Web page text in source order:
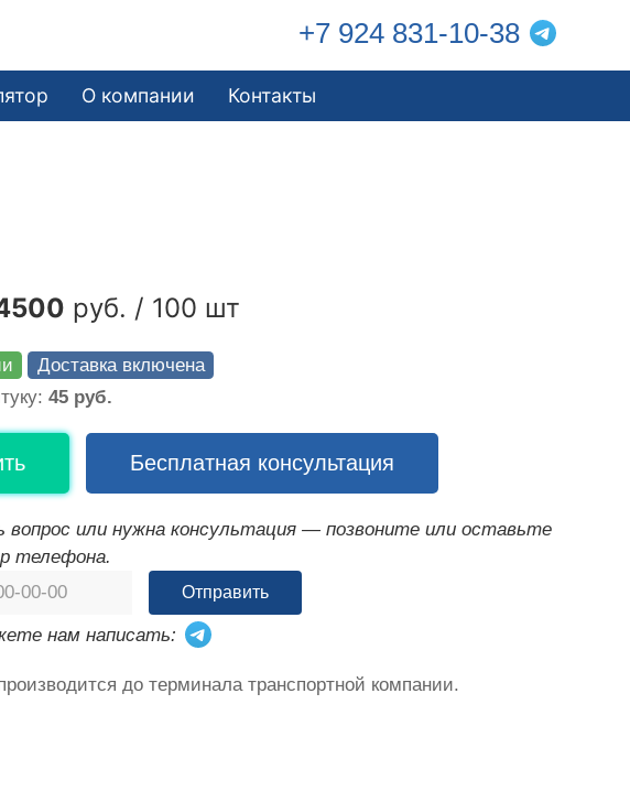
+7 924 831-10-38
О компании Контакты
руб. / 100 шт
Доставка включена
45 руб.
Бесплатная консультация
вопрос или нужна консультация — позвоните или оставьте
телефона.
Отправить
нам написать:
до терминала транспортной компании.